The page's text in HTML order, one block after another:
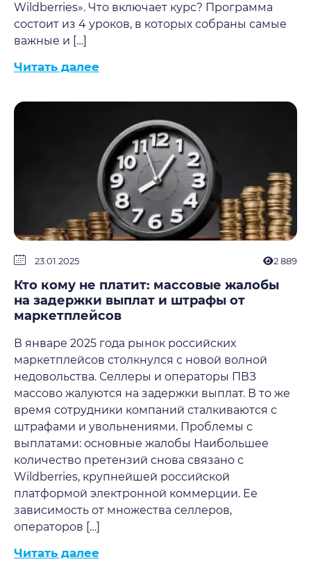
Wildberries». Что включает курс? Программа
состоит из 4 уроков, в которых собраны самые
важные и […]
Читать далее
23.01.2025 2 889
Кто кому не платит: массовые жалобы
на задержки выплат и штрафы от
маркетплейсов
В январе 2025 года рынок российских
маркетплейсов столкнулся с новой волной
недовольства. Селлеры и операторы ПВЗ
массово жалуются на задержки выплат. В то же
время сотрудники компаний сталкиваются с
штрафами и увольнениями. Проблемы с
выплатами: основные жалобы Наибольшее
количество претензий снова связано с
Wildberries, крупнейшей российской
платформой электронной коммерции. Ее
зависимость от множества селлеров,
операторов […]
Читать далее